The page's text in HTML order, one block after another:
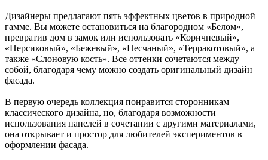
Дизайнеры предлагают пять эффектных цветов в природной
гамме. Вы можете остановиться на благородном «Белом»,
превратив дом в замок или использовать «Коричневый»,
«Персиковый», «Бежевый», «Песчаный», «Терракотовый», а
также «Слоновую кость». Все оттенки сочетаются между
собой, благодаря чему можно создать оригинальный дизайн
фасада.
В первую очередь коллекция понравится сторонникам
классического дизайна, но, благодаря возможности
использования панелей в сочетании с другими материалами,
она открывает и простор для любителей экспериментов в
оформлении фасада.